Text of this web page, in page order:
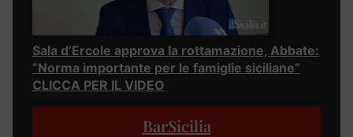
Sala d’Ercole approva la rottamazione, Abbate:
“Norma importante per le famiglie siciliane”
CLICCA PER IL VIDEO
BarSicilia